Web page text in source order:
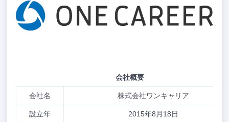
会社概要
会社名 株式会社ワンキャリア
設立年 2015年8月18日